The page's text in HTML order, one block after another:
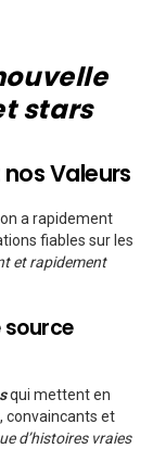
stars
Valeurs
a rapidement
fiables sur les
et rapidement
source
qui mettent en
convaincants et
d’histoires vraies